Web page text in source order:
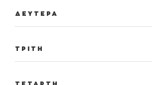
ΔΕΥΤΕΡΑ
ΤΡΙΤΗ